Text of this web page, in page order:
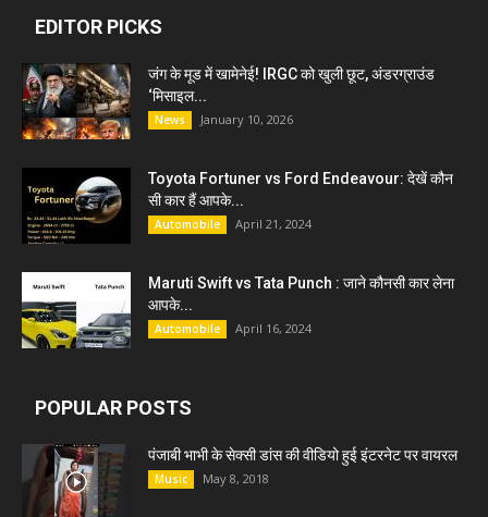
EDITOR PICKS
जंग के मूड में खामेनेई! IRGC को खुली छूट, अंडरग्राउंड
‘मिसाइल...
News January 10, 2026
Toyota Fortuner vs Ford Endeavour: देखें कौन
सी कार हैं आपके...
Automobile April 21, 2024
Maruti Swift vs Tata Punch : जाने कौनसी कार लेना
आपके...
Automobile April 16, 2024
POPULAR POSTS
पंजाबी भाभी के सेक्सी डांस की वीडियो हुई इंटरनेट पर वायरल
Music May 8, 2018